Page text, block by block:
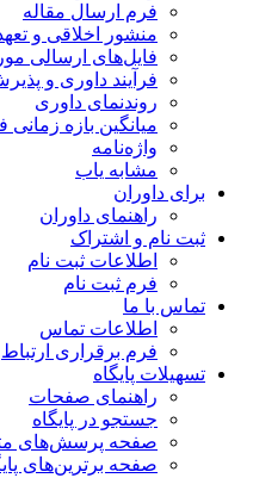
فرم ارسال مقاله
منشور اخلاقی و
فایل‌های ارسالی
فرآیند داوری و
روندنمای داوری
میانگین بازه
واژه‌نامه
مشابه یاب
برای داوران
راهنمای داوران
ثبت نام و اشتراک
اطلاعات ثبت نام
فرم ثبت نام
تماس با ما
اطلاعات تماس
فرم برقراری ارتباط
تسهیلات پایگاه
راهنمای صفحات
جستجو در پایگاه
صفحه پرسش‌های
صفحه برترین‌های